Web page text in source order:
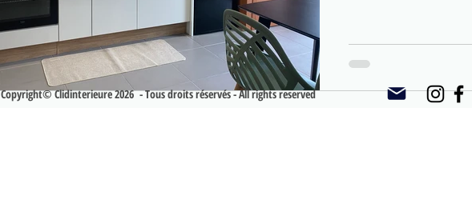
Copyright© Clidinterieure 2026 - Tous droits réservés - All rights reserved